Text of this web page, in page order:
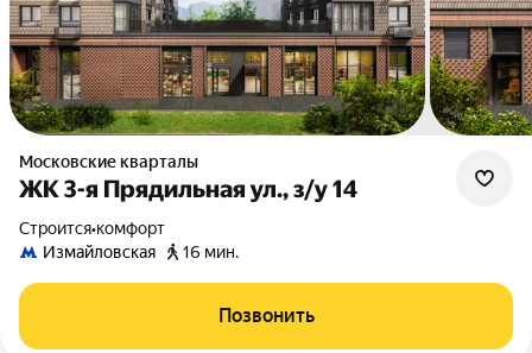
Московские кварталы
ЖК 3-я Прядильная ул., з/у 14
Строится•комфорт
Измайловская
16 мин.
Позвонить